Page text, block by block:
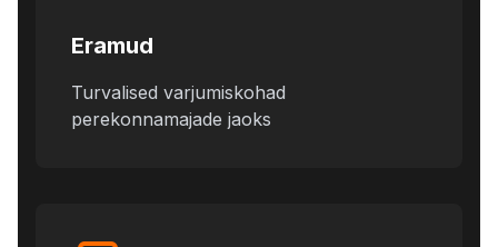
Eramud
Turvalised varjumiskohad
perekonnamajade jaoks